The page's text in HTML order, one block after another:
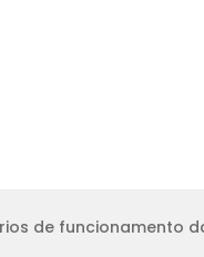
de funcionamento